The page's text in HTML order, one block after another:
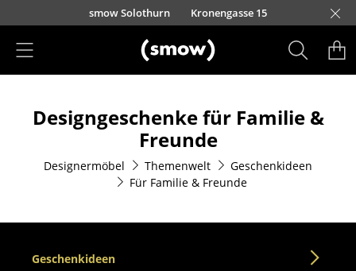
Direkt zum Inhaltsmow Solothurn Kronengasse 15
Sitzmöbel
Sessel
Loungesessel
Designgeschenke für Familie &
Freunde
Designermöbel Themenwelt
Geschenkideen
Für Familie & Freunde
Geschenkideen